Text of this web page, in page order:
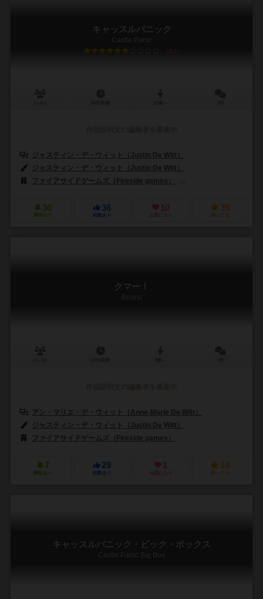
キャッスルパニック
Castle Panic
6.0
ジャスティン・デ・ウィット（Justin De Witt）
ジャスティン・デ・ウィット（Justin De Witt）
ファイアサイドゲームズ（Fireside games）
30
興味あり
36
経験あり
10
お気に入り
39
持ってる
クマー！
Bears!
アン・マリエ・デ・ウィット（Anne-Marie De Witt）
ジャスティン・デ・ウィット（Justin De Witt）
ファイアサイドゲームズ（Fireside games）
7
興味あり
29
経験あり
1
お気に入り
14
持ってる
キャッスルパニック・ビック・ボックス
Castle Panic Big Box